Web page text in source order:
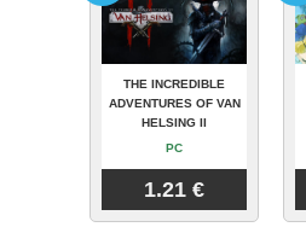
THE INCREDIBLE
ADVENTURES OF VAN
HELSING II
PC
1.21 €